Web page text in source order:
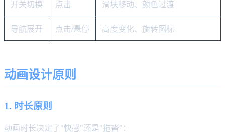
开关切换 点击 滑块移动、颜色过渡
导航展开 点击/悬停 高度变化、旋转图标
动画设计原则
1. 时长原则
动画时长决定了"快感"还是"拖沓"：